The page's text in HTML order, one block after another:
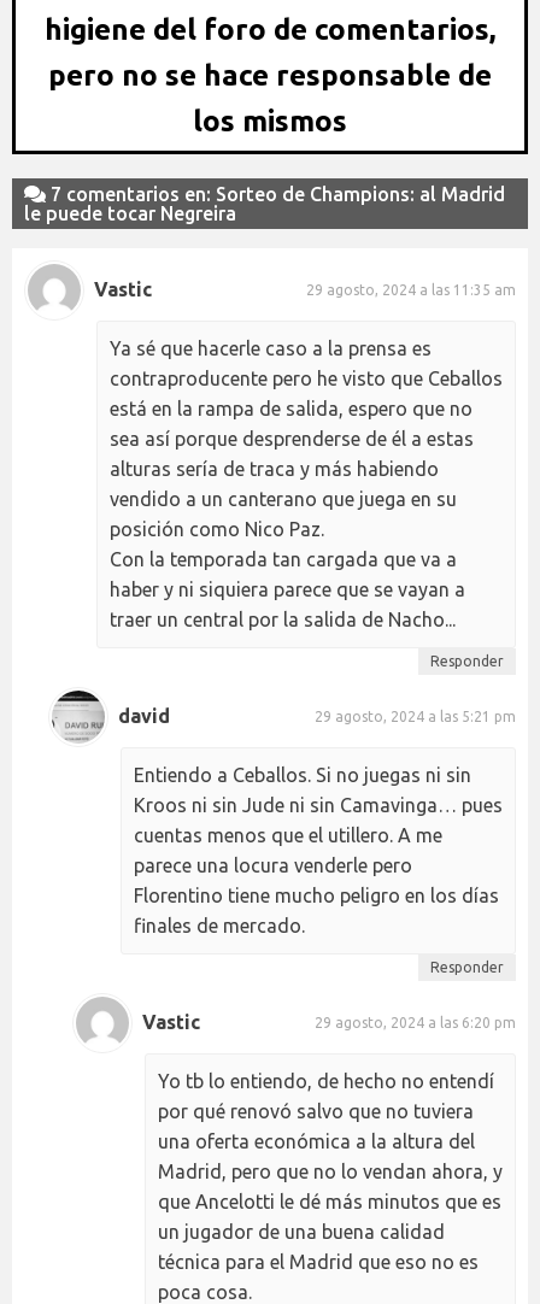
higiene del foro de comentarios,
pero no se hace responsable de
los mismos
7 comentarios en: Sorteo de Champions: al Madrid
le puede tocar Negreira
Vastic 29 agosto, 2024 a las 11:35 am
Ya sé que hacerle caso a la prensa es
contraproducente pero he visto que Ceballos
está en la rampa de salida, espero que no
sea así porque desprenderse de él a estas
alturas sería de traca y más habiendo
vendido a un canterano que juega en su
posición como Nico Paz.
Con la temporada tan cargada que va a
haber y ni siquiera parece que se vayan a
traer un central por la salida de Nacho...
Responder
david 29 agosto, 2024 a las 5:21 pm
Entiendo a Ceballos. Si no juegas ni sin
Kroos ni sin Jude ni sin Camavinga… pues
cuentas menos que el utillero. A me
parece una locura venderle pero
Florentino tiene mucho peligro en los días
finales de mercado.
Responder
Vastic 29 agosto, 2024 a las 6:20 pm
Yo tb lo entiendo, de hecho no entendí
por qué renovó salvo que no tuviera
una oferta económica a la altura del
Madrid, pero que no lo vendan ahora, y
que Ancelotti le dé más minutos que es
un jugador de una buena calidad
técnica para el Madrid que eso no es
poca cosa.